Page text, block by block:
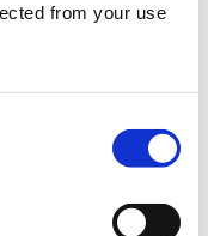
from your use